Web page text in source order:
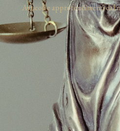
Articoli e approfondimenti dal